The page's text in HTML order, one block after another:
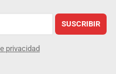
SUSCRIBIR
privacidad